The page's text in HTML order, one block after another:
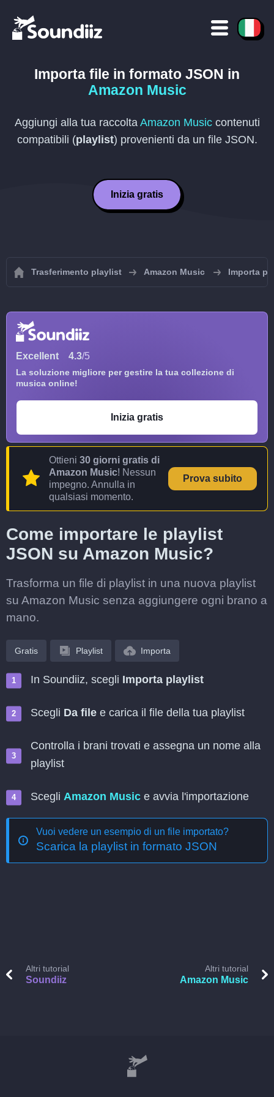
Importa file in formato JSON in
Amazon Music
Aggiungi alla tua raccolta Amazon Musiccontenuti
compatibili (playlist) provenienti da un file JSON.
Inizia gratis
Trasferimento playlist Amazon Music Importa
Excellent 4.3/5
La soluzione migliore per gestire la tua collezione di
musica online!
Inizia gratis
Ottieni 30 giorni gratis di
Amazon Music! Nessun
impegno. Annulla in
qualsiasi momento.
Prova subito
Come importare le playlist
JSON su Amazon Music?
Trasforma un file di playlist in una nuova playlist
su Amazon Music senza aggiungere ogni brano a
mano.
Gratis Playlist Importa
In Soundiiz, scegli Importa playlist
Scegli Da file e carica il file della tua playlist
Controlla i brani trovati e assegna un nome alla
playlist
Scegli Amazon Music e avvia l'importazione
Vuoi vedere un esempio di un file importato?
Scarica la playlist in formato JSON
Altri tutorial
Soundiiz
Altri tutorial
Amazon Music